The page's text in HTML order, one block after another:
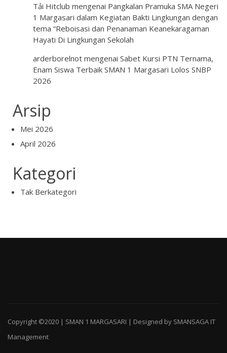
Tải​ H​i​t​club mengenai Pangkalan Pramuka SMA Negeri
1 Margasari dalam Kegiatan Bakti Lingkungan dengan
tema “Reboisasi dan Penanaman Keanekaragaman
Hayati Di Lingkungan Sekolah
arderborelnot mengenai Sabet Kursi PTN Ternama,
Enam Siswa Terbaik SMAN 1 Margasari Lolos SNBP
2026
Arsip
Mei 2026
April 2026
Kategori
Tak Berkategori
Copyright ©2020 | SMAN 1 MARGASARI | Designed by SMANSAGA IT
Management